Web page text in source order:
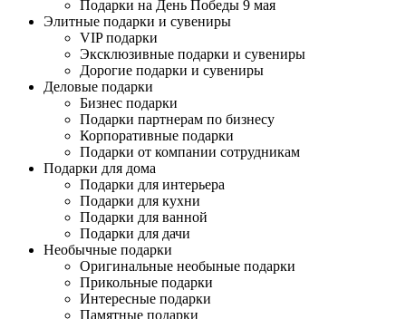
Подарки на День Победы 9 мая
Элитные подарки и сувениры
VIP подарки
Эксклюзивные подарки и сувениры
Дорогие подарки и сувениры
Деловые подарки
Бизнес подарки
Подарки партнерам по бизнесу
Корпоративные подарки
Подарки от компании сотрудникам
Подарки для дома
Подарки для интерьера
Подарки для кухни
Подарки для ванной
Подарки для дачи
Необычные подарки
Оригинальные необыные подарки
Прикольные подарки
Интересные подарки
Памятные подарки